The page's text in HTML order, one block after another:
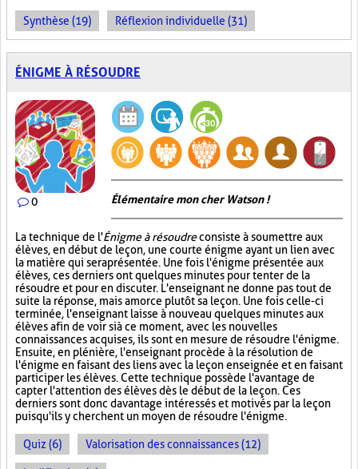
Synthèse (19) Réflexion individuelle (31)
ÉNIGME À RÉSOUDRE
0 Élémentaire mon cher Watson !
La technique de l'Énigme à résoudreconsiste à soumettre aux
élèves, en début de leçon, une courte énigme ayant un lien avec
la matière qui sera présentée. Une fois l'énigme présentée aux
élèves, ces derniers ont quelques minutes pour tenter de la
résoudre et pour en discuter. L'enseignant ne donne pas tout de
suite la réponse, mais amorce plutôt sa leçon. Une fois celle-ci
terminée, l'enseignant laisse à nouveau quelques minutes aux
élèves afin de voir si à ce moment, avec les nouvelles
connaissances acquises, ils sont en mesure de résoudre l'énigme.
Ensuite, en plénière, l'enseignant procède à la résolution de
l'énigme en faisant des liens avec la leçon enseignée et en faisant
participer les élèves. Cette technique possède l'avantage de
capter l'attention des élèves dès le début de la leçon. Ces
derniers sont donc davantage intéressés et motivés par la leçon
puisqu'ils y cherchent un moyen de résoudre l'énigme.
Quiz (6) Valorisation des connaissances (12)